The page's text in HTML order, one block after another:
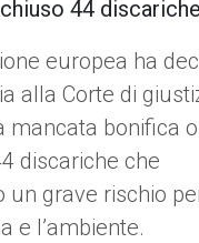
44 discariche
europea ha
alla Corte di
mancata bonifica o
discariche che
un grave rischio
e l’ambiente.